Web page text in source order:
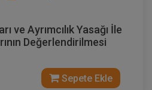
ve Ayrımcılık Yasağı İle
Değerlendirilmesi
Sepete Ekle